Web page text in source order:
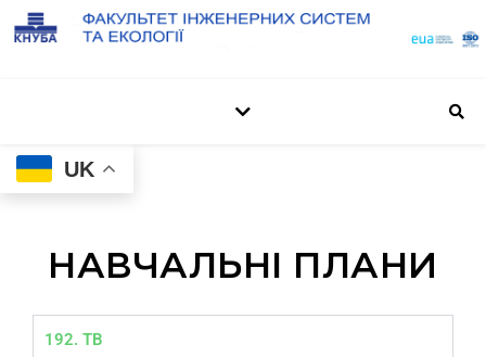
UK
НАВЧАЛЬНІ ПЛАНИ
192. ТВ